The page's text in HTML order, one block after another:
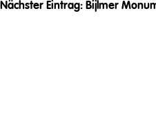
Nächster Eintrag: Bijlmer